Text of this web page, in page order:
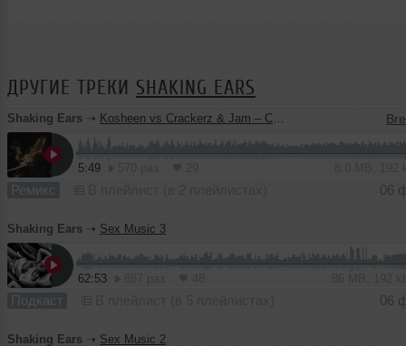
ДРУГИЕ ТРЕКИ SHAKING EARS
Shaking Ears ➝ Kosheen vs Crackerz & Jam – Catch (Mash-up Shaking Ears)
5:49
Ремикс 06
Shaking Ears ➝ Sex Music 3
62:53
Подкаст 06
Shaking Ears ➝ Sex Music 2